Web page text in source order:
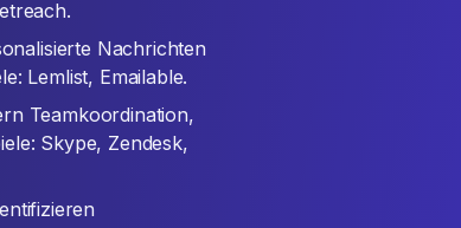
Nachrichten
Lemlist, Emailable.
Teamkoordination,
Skype, Zendesk,